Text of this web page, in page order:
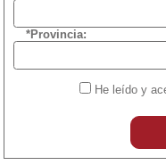
*Provincia:
He leído y